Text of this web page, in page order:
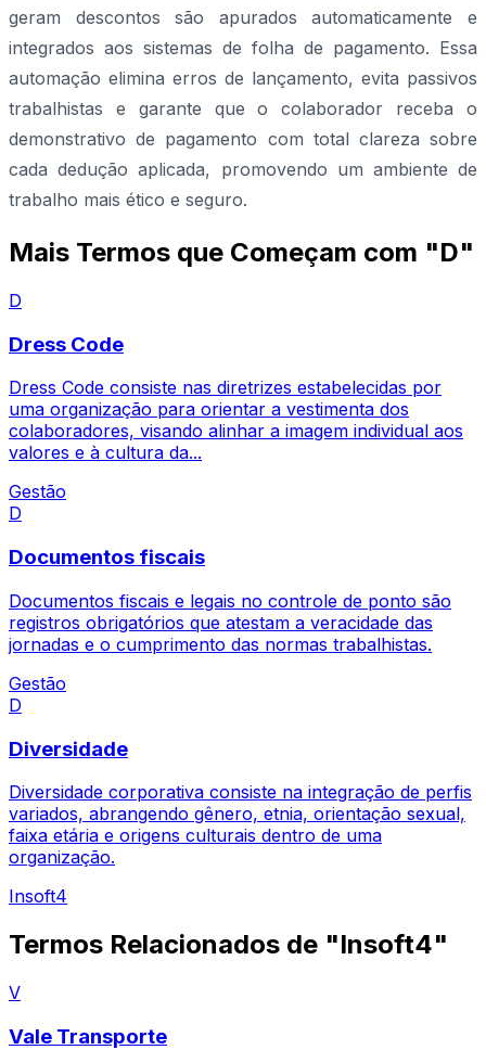
geram descontos são apurados automaticamente e
integrados aos sistemas de folha de pagamento. Essa
automação elimina erros de lançamento, evita passivos
trabalhistas e garante que o colaborador receba o
demonstrativo de pagamento com total clareza sobre
cada dedução aplicada, promovendo um ambiente de
trabalho mais ético e seguro.
Mais Termos que Começam com "D"
D
Dress Code
Dress Code consiste nas diretrizes estabelecidas por
uma organização para orientar a vestimenta dos
colaboradores, visando alinhar a imagem individual aos
valores e à cultura da...
Gestão
D
Documentos fiscais
Documentos fiscais e legais no controle de ponto são
registros obrigatórios que atestam a veracidade das
jornadas e o cumprimento das normas trabalhistas.
Gestão
D
Diversidade
Diversidade corporativa consiste na integração de perfis
variados, abrangendo gênero, etnia, orientação sexual,
faixa etária e origens culturais dentro de uma
organização.
Insoft4
Termos Relacionados de "Insoft4"
V
Vale Transporte